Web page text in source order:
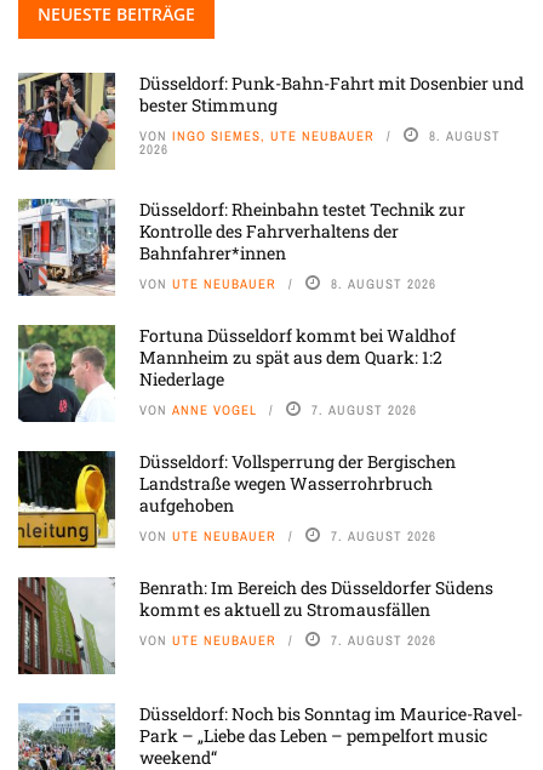
NEUESTE BEITRÄGE
Düsseldorf: Punk-Bahn-Fahrt mit Dosenbier und
bester Stimmung
VON INGO SIEMES, UTE NEUBAUER 8. AUGUST
2026
Düsseldorf: Rheinbahn testet Technik zur
Kontrolle des Fahrverhaltens der
Bahnfahrer*innen
VON UTE NEUBAUER 8. AUGUST 2026
Fortuna Düsseldorf kommt bei Waldhof
Mannheim zu spät aus dem Quark: 1:2
Niederlage
VON ANNE VOGEL 7. AUGUST 2026
Düsseldorf: Vollsperrung der Bergischen
Landstraße wegen Wasserrohrbruch
aufgehoben
VON UTE NEUBAUER 7. AUGUST 2026
Benrath: Im Bereich des Düsseldorfer Südens
kommt es aktuell zu Stromausfällen
VON UTE NEUBAUER 7. AUGUST 2026
Düsseldorf: Noch bis Sonntag im Maurice-Ravel-
Park – „Liebe das Leben – pempelfort music
weekend“